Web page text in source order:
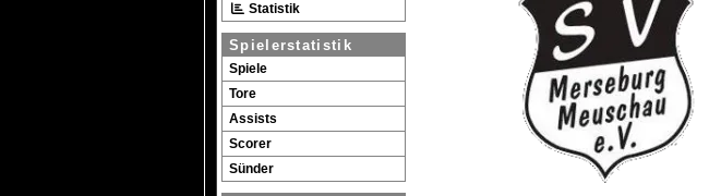
Statistik
Spielerstatistik
Spiele
Tore
Assists
Scorer
Sünder